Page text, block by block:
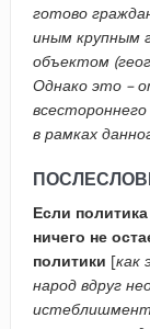
готово
иным крупным
объектом
Однако это –
в рамках
Если
ничего не
политики [как
народ вдруг